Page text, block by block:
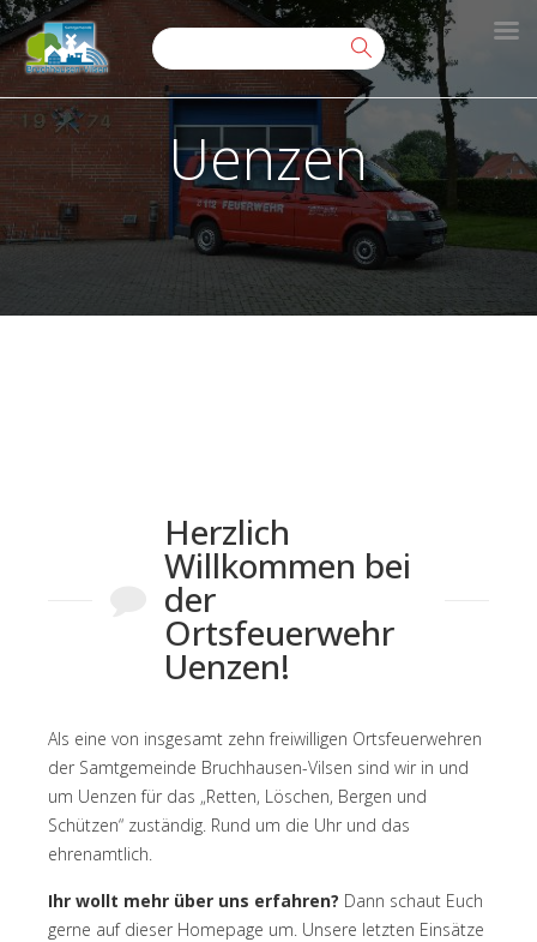
Uenzen
Herzlich
Willkommen bei
der
Ortsfeuerwehr
Uenzen!
Als eine von insgesamt zehn freiwilligen Ortsfeuerwehren
der Samtgemeinde Bruchhausen-Vilsen sind wir in und
um Uenzen für das „Retten, Löschen, Bergen und
Schützen“ zuständig. Rund um die Uhr und das
ehrenamtlich.
Ihr wollt mehr über uns erfahren? Dann schaut Euch
gerne auf dieser Homepage um. Unsere letzten Einsätze